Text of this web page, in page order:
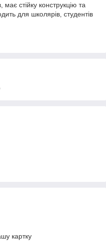
має стійку конструкцію та
для школярів, студентів
картку